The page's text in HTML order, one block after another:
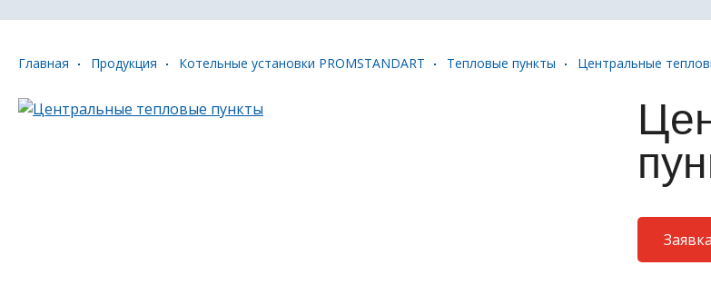
Главная Продукция Котельные установки PROMSTANDART Тепловые пункты Центральные